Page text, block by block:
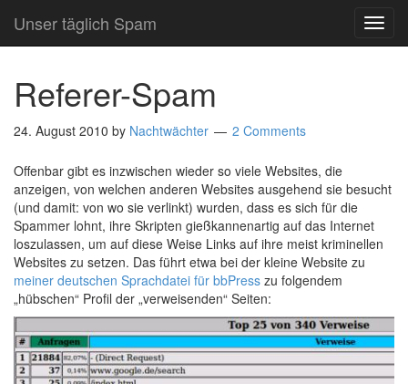
Unser täglich Spam
Referer-Spam
24. August 2010 by Nachtwächter 2 Comments
Offenbar gibt es inzwischen wieder so viele Websites, die
anzeigen, von welchen anderen Websites ausgehend sie besucht
(und damit: von wo sie verlinkt) wurden, dass es sich für die
Spammer lohnt, ihre Skripten gießkannenartig auf das Internet
loszulassen, um auf diese Weise Links auf ihre meist kriminellen
Websites zu setzen. Das führt etwa bei der kleine Website zu
meiner deutschen Sprachdatei für bbPress zu folgendem
„hübschen“ Profil der „verweisenden“ Seiten: